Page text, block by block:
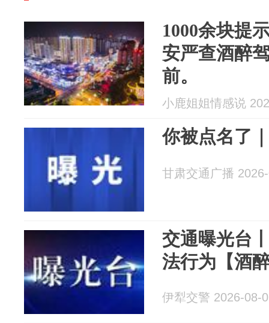
1000余块提
安严查酒醉
前。
小鹿姐姐情感说
你被点名了
甘肃交通广播
交通曝光台
法行为【酒
伊犁交警 2026-08-